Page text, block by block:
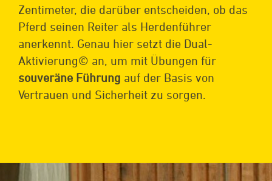
Zentimeter, die darüber entscheiden, ob das
Pferd seinen Reiter als Herdenführer
anerkennt. Genau hier setzt die Dual-
Aktivierung© an, um mit Übungen für
souveräne Führung auf der Basis von
Vertrauen und Sicherheit zu sorgen.